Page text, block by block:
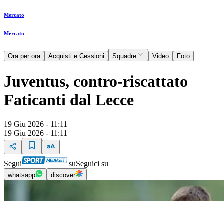
Mercato
Mercato
Ora per ora Acquisti e Cessioni Squadre Video Foto
Juventus, contro-riscattato
Faticanti dal Lecce
19 Giu 2026 - 11:11
19 Giu 2026 - 11:11
Segui suSeguici su
whatsapp discover